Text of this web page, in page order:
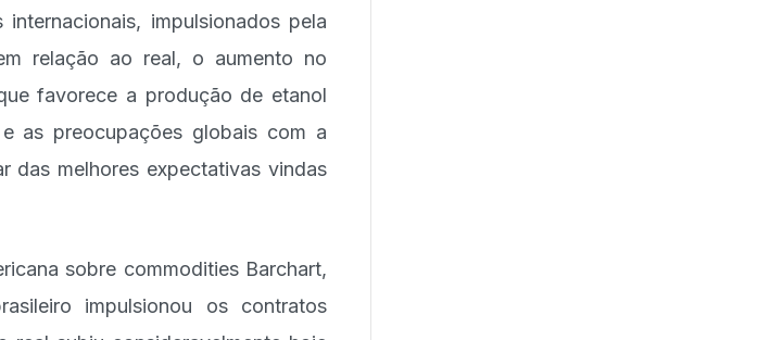
impulsionados pela
relação ao real, o aumento no
favorece a produção de etanol
as preocupações globais com a
das melhores expectativas vindas
sobre commodities Barchart,
impulsionou os contratos